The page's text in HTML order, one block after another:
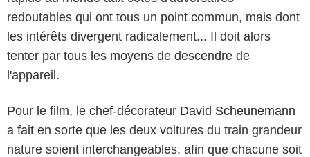
redoutables qui ont tous un point commun, mais dont
les intérêts divergent radicalement... Il doit alors
tenter par tous les moyens de descendre de
l'appareil.
Pour le film, le chef-décorateur David Scheunemann
a fait en sorte que les deux voitures du train grandeur
nature soient interchangeables, afin que chacune soit